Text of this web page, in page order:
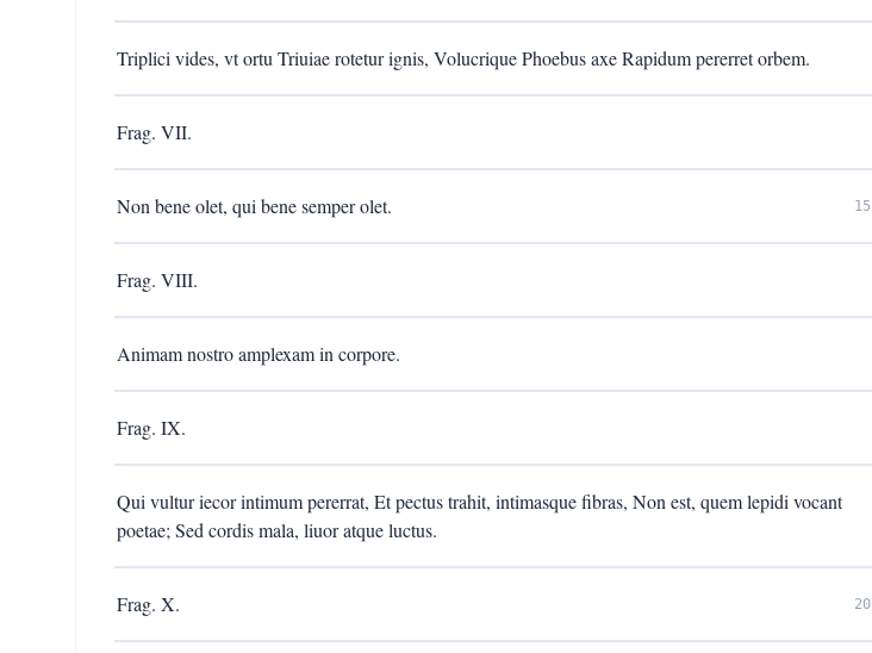
Triplici vides, vt ortu Triuiae rotetur ignis, Volucrique Phoebus axe Rapidum pererret orbem.
Frag. VII.
Non bene olet, qui bene semper olet. 15
Frag. VIII.
Animam nostro amplexam in corpore.
Frag. IX.
Qui vultur iecor intimum pererrat, Et pectus trahit, intimasque fibras, Non est, quem lepidi vocant
poetae; Sed cordis mala, liuor atque luctus.
Frag. X. 20